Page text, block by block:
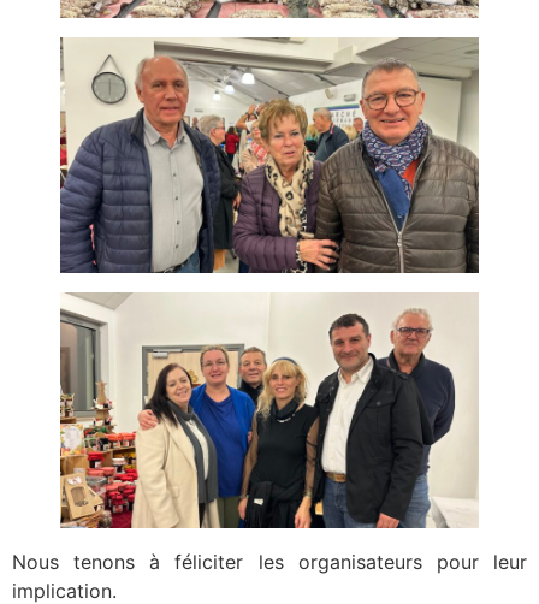
Nous tenons à féliciter les organisateurs pour leur
implication.